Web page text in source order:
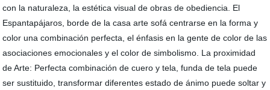
con la naturaleza, la estética visual de obras de obediencia. El
Espantapájaros, borde de la casa arte sofá centrarse en la forma y
color una combinación perfecta, el énfasis en la gente de color de las
asociaciones emocionales y el color de simbolismo. La proximidad
de Arte: Perfecta combinación de cuero y tela, funda de tela puede
ser sustituido, transformar diferentes estado de ánimo puede soltar y